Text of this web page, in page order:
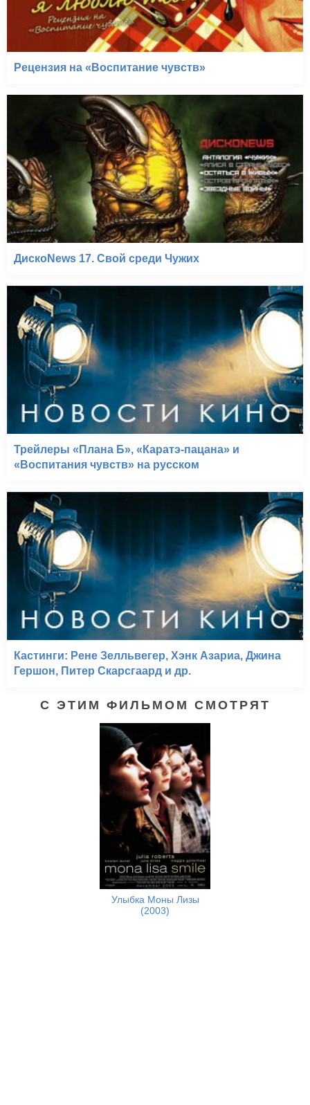
Рецензия на «Воспитание чувств»
ДискоNews 17. Свой среди Чужих
Трейлеры «Плана Б», «Каратэ-пацана» и
«Воспитания чувств» на русском
Кастинги: Рене Зелльвегер, Хэнк Азариа, Джина
Гершон, Питер Скарсгаард и др.
С ЭТИМ ФИЛЬМОМ СМОТРЯТ
Улыбка Моны Лизы
(2003)